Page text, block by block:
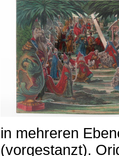
in mehreren
(vorgestanzt).